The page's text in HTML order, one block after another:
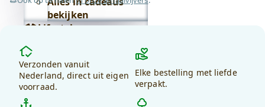
bekijken
Lifestyle
Badeend badtextiel
submenu
Waarom
kiezen
voor
debadeend.nl?
Verzonden vanuit
Nederland, direct uit eigen
voorraad.
Elke bestelling met liefde
verpakt.